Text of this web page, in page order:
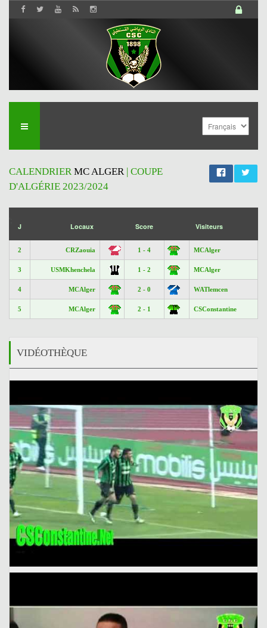
CALENDRIERMC ALGER| COUPE
D'ALGÉRIE 2023/2024
J Locaux Score Visiteurs
2 CRZaouia 1 - 4 MCAlger
3 USMKhenchela 1 - 2 MCAlger
4 MCAlger 2 - 0 WATlemcen
5 MCAlger 2 - 1 CSConstantine
VIDÉOTHÈQUE